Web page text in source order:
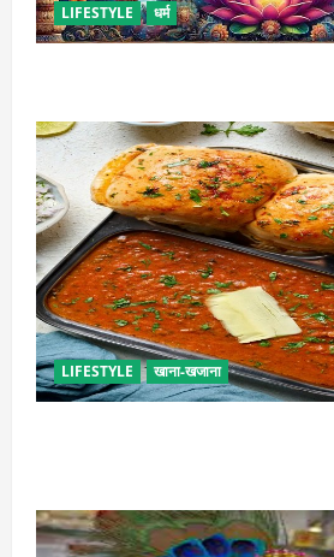
LIFESTYLE धर्म
LIFESTYLE खाना-खजाना